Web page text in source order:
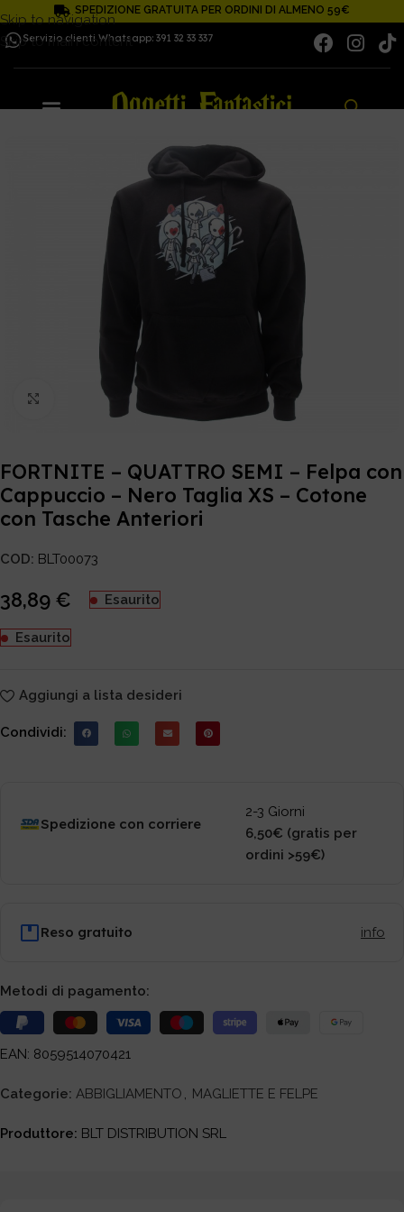
Skip to navigation
Skip to main content
SPEDIZIONE GRATUITA PER ORDINI DI ALMENO 59€
Servizio clienti Whatsapp: 391 32 33 337
Click to enlarge
FORTNITE – QUATTRO SEMI – Felpa con
Cappuccio – Nero Taglia XS – Cotone
con Tasche Anteriori
COD: BLT00073
38,89 € Esaurito
Esaurito
Aggiungi a lista desideri
Condividi:
Spedizione con corriere
2-3 Giorni
6,50€ (gratis per
ordini >59€)
Reso gratuito info
Metodi di pagamento:
EAN: 8059514070421
Categorie: ABBIGLIAMENTO , MAGLIETTE E FELPE
Produttore: BLT DISTRIBUTION SRL